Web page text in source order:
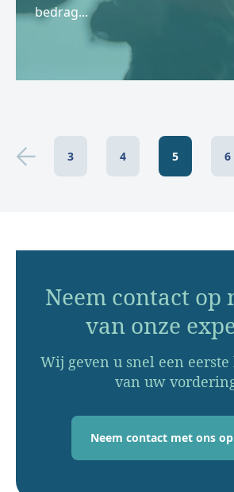
bedrag...
3 4 5 6
Neem contact op
van onze
Wij geven u snel een
van uw
Neem contact met ons op